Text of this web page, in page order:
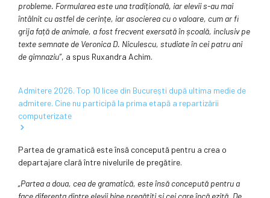
probleme. Formularea este una tradițională, iar elevii s-au mai
întâlnit cu astfel de cerințe, iar asocierea cu o valoare, cum ar fi
grija față de animale, a fost frecvent exersată în școală, inclusiv pe
texte semnate de Veronica D. Niculescu, studiate în cei patru ani
de gimnaziu”, a spus Ruxandra Achim.
Admitere 2026. Top 10 licee din București după ultima medie de
admitere. Cine nu participă la prima etapă a repartizării
computerizate
Partea de gramatică este însă concepută pentru a crea o
departajare clară între nivelurile de pregătire.
„Partea a doua, cea de gramatică, este însă concepută pentru a
face diferența dintre elevii bine pregătiți și cei care încă ezită. De